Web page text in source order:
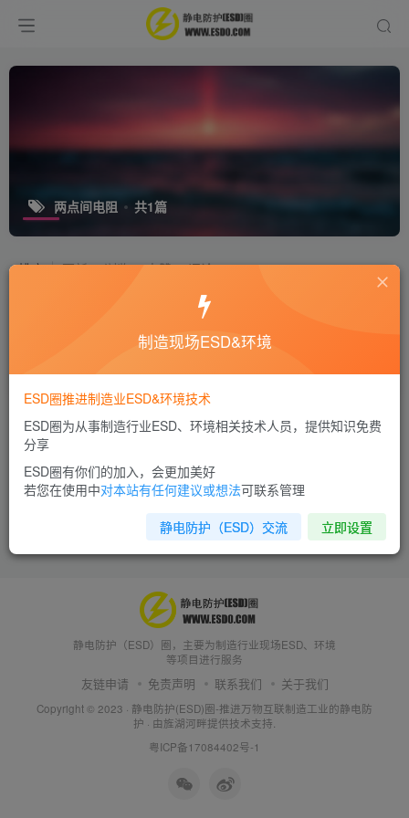
两点间电阻 共1篇
排序 更新 浏览 点赞 评论
材料两点间电阻与表面电阻定义区分？
十万个为什么
8年前 7930
静电防护（ESD）圈，主要为制造行业现场ESD、环境
等项目进行服务
友链申请 免责声明 联系我们 关于我们
Copyright © 2023 · 静电防护(ESD)圈-推进万物互联制造工业的静电防
护 · 由旌湖河畔提供技术支持.
粤ICP备17084402号-1
制造现场ESD&环境
ESD圈推进制造业ESD&环境技术
ESD圈为从事制造行业ESD、环境相关技术人员，提供知识免费
分享
ESD圈有你们的加入，会更加美好
若您在使用中对本站有任何建议或想法可联系管理
静电防护（ESD）交流 立即设置